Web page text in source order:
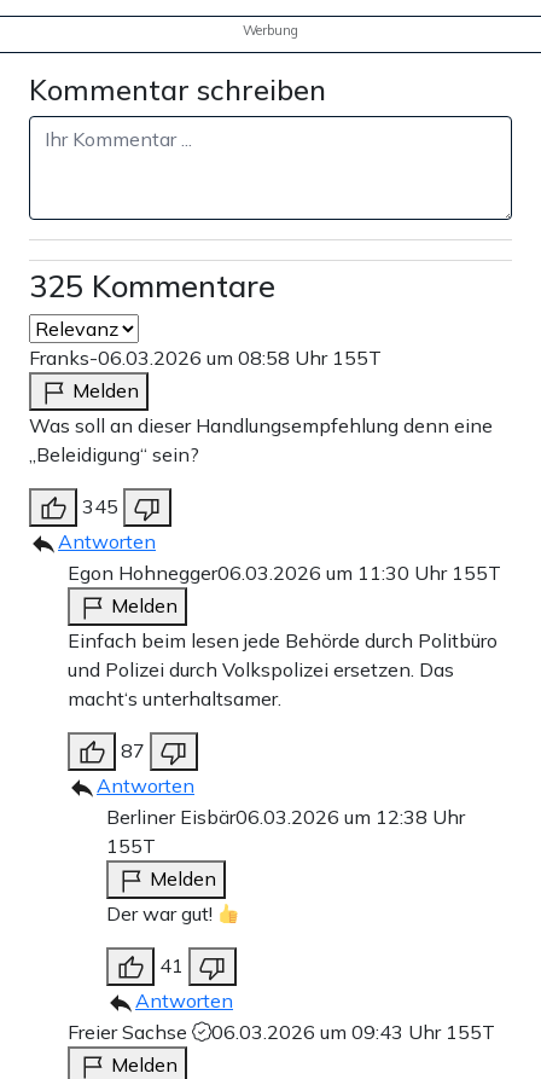
Werbung
Kommentar schreiben
325 Kommentare
Franks-06.03.2026 um 08:58 Uhr 155T
Melden
Was soll an dieser Handlungsempfehlung denn eine
„Beleidigung“ sein?
345
Antworten
Egon Hohnegger06.03.2026 um 11:30 Uhr 155T
Melden
Einfach beim lesen jede Behörde durch Politbüro
und Polizei durch Volkspolizei ersetzen. Das
macht‘s unterhaltsamer.
87
Antworten
Berliner Eisbär06.03.2026 um 12:38 Uhr
155T
Melden
Der war gut!
41
Antworten
Freier Sachse
06.03.2026 um 09:43 Uhr 155T
Melden